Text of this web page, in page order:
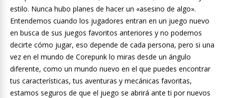
estilo. Nunca hubo planes de hacer un «asesino de algo».
Entendemos cuando los jugadores entran en un juego nuevo
en busca de sus juegos favoritos anteriores y no podemos
decirte cómo jugar, eso depende de cada persona, pero si una
vez en el mundo de Corepunk lo miras desde un ángulo
diferente, como un mundo nuevo en el que puedes encontrar
tus características, tus aventuras y mecánicas favoritas,
estamos seguros de que el juego se abrirá ante ti por nuevos